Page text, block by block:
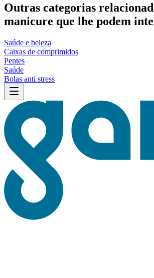
Outras categorias
manicure que lhe podem
Saúde e beleza
Caixas de comprimidos
Pentes
Saúde
Bolas anti stress